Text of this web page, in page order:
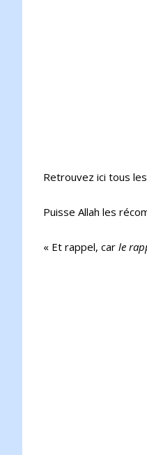
Retrouvez ici tous
Puisse Allah les
« Et rappel, car le